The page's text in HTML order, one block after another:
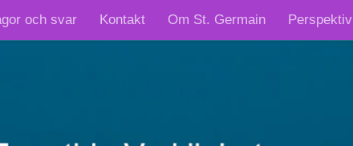
och svar Kontakt Om St. Germain Perspektiv